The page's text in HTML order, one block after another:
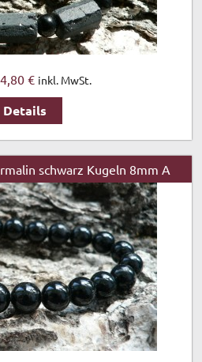
€ inkl. MwSt.
Details
schwarz Kugeln 8mm A